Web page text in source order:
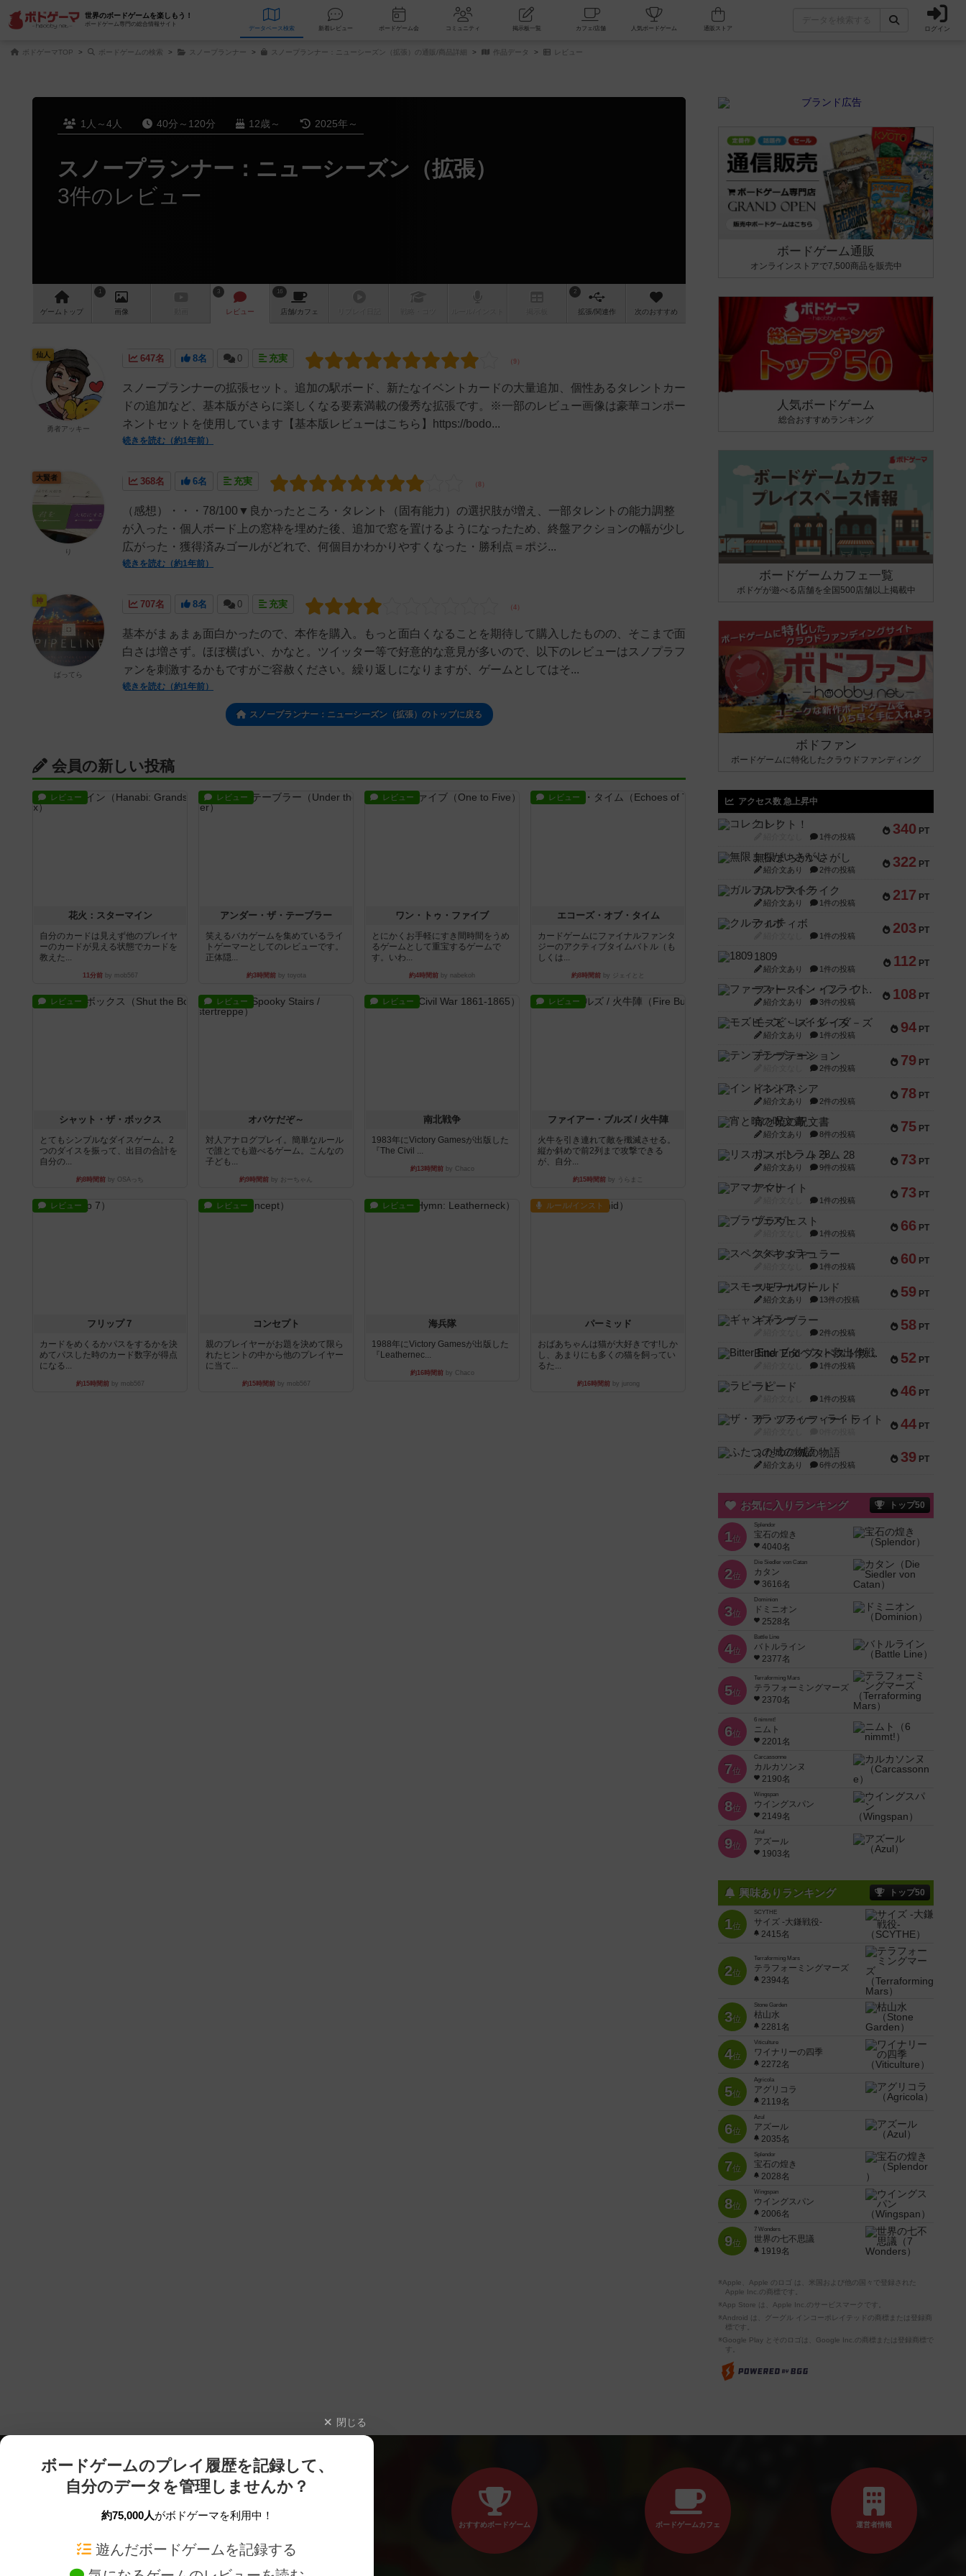
世界のボードゲームを楽しもう！
ボードゲーム専門の総合情報サイト
データベース 検索 新着レビュー ボードゲーム会 コミュニティ 掲示板一覧 カフェ/店舗 人気ボードゲーム ログイン
ボドゲーマTOP ボードゲームの検索 スノープランナー スノープランナー：ニューシーズン（拡張）の通販/商品詳細 作品データ レビュー
1人～4人 40分～120分 12歳～ 2025年～
スノープランナー：ニューシーズン（拡張）
3件のレビュー
ゲーム トップ
1
画像
3
レビュー
16
店舗/カフェ
2
拡張/関連作 次のおすすめ
647名 8名 0 充実
スノープランナーの拡張セット。追加の駅ボード、新たなイベントカードの大量追加、個性あるタレントカー
ドの追加など、基本版がさらに楽しくなる要素満載の優秀な拡張です。※一部のレビュー画像は豪華コンポー
ネントセットを使用しています【基本版レビューはこちら】https://bodo...
続きを読む（約1年前）
仙人
勇者アッキー
368名 6名 充実
（感想）・・・78/100▼良かったところ・タレント（固有能力）の選択肢が増え、一部タレントの能力調整
が入った・個人ボード上の窓枠を埋めた後、追加で窓を置けるようになったため、終盤アクションの幅が少し
広がった・獲得済みゴールがどれで、何個目かわかりやすくなった・勝利点＝ポジ...
続きを読む（約1年前）
大賢者
り
707名 8名 0 充実
基本がまぁまぁ面白かったので、本作を購入。もっと面白くなることを期待して購入したものの、そこまで面
白さは増さず。ほぼ横ばい、かなと。ツイッター等で好意的な意見が多いので、以下のレビューはスノプラフ
ァンを刺激するかもですがご容赦ください。繰り返しになりますが、ゲームとしてはそ...
続きを読む（約1年前）
神
ばってら
スノープランナー：ニューシーズン（拡張）のトップに戻る
会員の新しい投稿
レビュー
花火：スターマイン
自分のカードは見えず他のプレイヤ
ーのカードが見える状態でカードを
教えた...
11分前by mob567
レビュー
アンダー・ザ・テーブラー
笑えるバカゲームを集めているライ
トゲーマーとしてのレビューです。
正体隠...
約3時間前by toyota
レビュー
ワン・トゥ・ファイブ
とにかくお手軽にすき間時間をうめ
るゲームとして重宝するゲームで
す。いわ...
約4時間前 by nabekoh
レビュー
エコーズ・オブ・タイム
カードゲームにファイナルファンタ
ジーのアクティブタイムバトル（も
しくは...
約8時間前 by ジェイとと
レビュー
シャット・ザ・ボックス
とてもシンプルなダイスゲーム。2
つのダイスを振って、出目の合計を
自分の...
約8時間前 by OSAっち
レビュー
オバケだぞ～
対人アナログプレイ。簡単なルール
で誰とでも遊べるゲーム。こんなの
子ども...
約9時間前 by おーちゃん
レビュー
南北戦争
1983年にVictory Gamesが出版した
『The Civil ...
約13時間前by Chaco
レビュー
ファイアー・ブルズ / 火牛陣
火牛を引き連れて敵を殲滅させる。
縦か斜めで前2列まで攻撃できる
が、自分...
約15時間前 by うらまこ
レビュー
フリップ７
カードをめくるかパスをするかを決
めてパスした時のカード数字が得点
になる...
約15時間前by mob567
レビュー
コンセプト
親のプレイヤーがお題を決めて限ら
れたヒントの中から他のプレイヤー
に当て...
約15時間前by mob567
レビュー
海兵隊
1988年にVictory Gamesが出版した
『Leathernec...
約16時間前by Chaco
ルール/インスト
パーミッド
おばあちゃんは猫が大好きです!しか
し、あまりにも多くの猫を飼ってい
るた...
約16時間前by jurong
ボードゲーム通販
オンラインストアで7,500商品を販売中
人気ボードゲーム
総合おすすめランキング
ボードゲームカフェ一覧
ボドゲが遊べる店舗を全国500店舗以上掲載中
ボドファン
ボードゲームに特化したクラウドファンディング
アクセス数 急上昇中
340 PT
コレクト！
1件の投稿
322 PT
無限まちがいさがし
紹介文あり 2件の投稿
217 PT
ガルフストライク
紹介文あり 1件の投稿
203 PT
クルティボ
1件の投稿
112 PT
1809
紹介文あり 1件の投稿
108 PT
ファースト・イン・フライト
紹介文あり 3件の投稿
94 PT
モズビ－ズ・レイダ－ズ
紹介文あり 1件の投稿
79 PT
テンプテーション
2件の投稿
78 PT
インドネシア
紹介文あり 2件の投稿
75 PT
宵と暁の呪文書
紹介文あり 8件の投稿
73 PT
リスボン・トラム 28
紹介文あり 9件の投稿
73 PT
アマナイト
1件の投稿
66 PT
ブラヴェスト
1件の投稿
60 PT
スペクタキュラー
1件の投稿
59 PT
スモールワールド
紹介文あり 13件の投稿
58 PT
ギャンブラー
2件の投稿
52 PT
Bitter End ブタペスト救出作戦
1件の投稿
46 PT
ラピード
1件の投稿
44 PT
ザ・フラッフィー・ライト
39 PT
ふたつの城の物語
紹介文あり 6件の投稿
お気に入りランキング トップ50
1位
Splendor
宝石の煌き
4040名
2位
Die Siedler von Catan
カタン
3616名
3位
Dominion
ドミニオン
2528名
4位
Battle Line
バトルライン
2377名
5位
Terraforming Mars
テラフォーミングマーズ
2370名
6位
6 nimmt!
ニムト
2201名
7位
Carcassonne
カルカソンヌ
2190名
8位
Wingspan
ウイングスパン
2149名
9位
Azul
アズール
1903名
興味ありランキング トップ50
1位
SCYTHE
サイズ -大鎌戦役-
2415名
2位
Terraforming Mars
テラフォーミングマーズ
2394名
3位
Stone Garden
枯山水
2281名
4位
Viticulture
ワイナリーの四季
2272名
5位
Agricola
アグリコラ
2119名
6位
Azul
アズール
2035名
7位
Splendor
宝石の煌き
2028名
8位
Wingspan
ウイングスパン
2006名
9位
7 Wonders
世界の七不思議
1919名
※Apple、Apple のロゴ は、米国および他の国々で登録された
Apple Inc.の商標です。
※App Store は、Apple Inc.のサービスマークです。
※Android は、グーグル インコーポレイテッドの商標または登録商
標です。
※Google Play とそのロゴは、Google Inc.の商標または登録商標で
す。
閉じる
ボードゲームのプレイ履歴を記録して、
自分のデータを管理しませんか？
約75,000人がボドゲーマを利用中！
遊んだボードゲームを記録する
おすすめボードゲーム ボードゲームカフェ 運営者情報